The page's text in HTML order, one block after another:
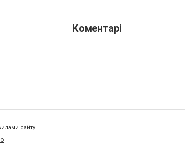
Коментарі
сайту